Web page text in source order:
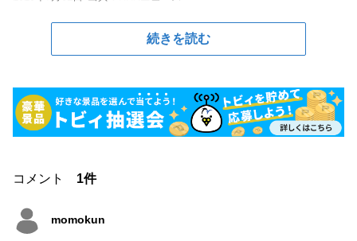
続きを読む
コメント 1件
momokun